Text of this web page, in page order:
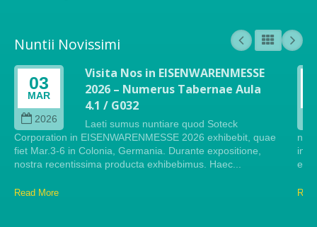
Nuntii Novissimi
03
MAR
2026
Visita Nos in EISENWARENMESSE
2026 – Numerus Tabernae Aula
4.1 / G032
Laeti sumus nuntiare quod Soteck
Corporation in EISENWARENMESSE 2026 exhibebit, quae
fiet Mar.3-6 in Colonia, Germania. Durante expositione,
nostra recentissima producta exhibebimus. Haec...
Read More
in